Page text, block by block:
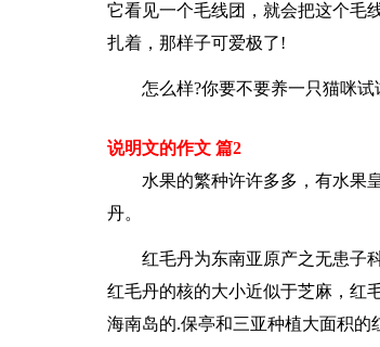
它看见一个毛线团，就会把这个毛
扎着，那样子可爱极了!
怎么样?你要不要养一只猫咪试
说明文的作文 篇2
水果的繁种许许多多，有水
丹。
红毛丹为东南亚原产之无患子
红毛丹的核的大小近似于芝麻，红
海南岛的.保亭和三亚种植大面积的